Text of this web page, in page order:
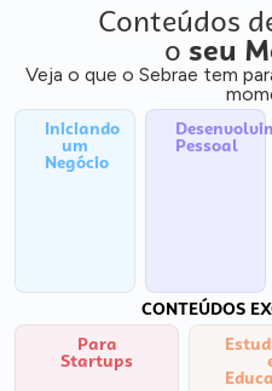
Conteúdos
o seu
Veja o que o Sebrae tem
Iniciando
um
Negócio
Pessoal
CONTEÚDOS
Para
Startups